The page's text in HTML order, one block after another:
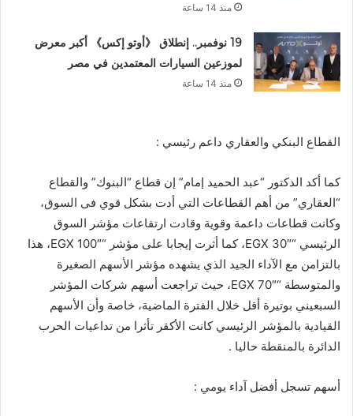
منذ 14 ساعة
19 نوفمبر.. إنطلاق 《أوتو إكس》 أكبر معرض
لموزعين السيارات المعتمدين في مصر
منذ 14 ساعة
القطاع البنكي والعقاري داعم رئيسي :
كما أكد الدكتور “عبد الحميد إمام” إن قطاع “البنوك” والقطاع
“العقاري” من أهم القطاعات التي أدت بشكل قوي فى السوق،
وكانت قطاعات داعمة وقوية وقادت ارتفاعات مؤشر السوق
الرئيسي “EGX 30″، كما أثرت إيجابا على مؤشر “EGX 100″، هذا
بالتزامن مع الآداء الجيد الذي يشهده مؤشر الأسهم الصغيرة
والمتوسطة “EGX 70″، حيث تراجعت أسهم شركات المؤشر
السبعيني بوتيرة أقل خلال الفترة الماضية، خاصة وأن الأسهم
القيادية بالمؤشر الرئيسي كانت الأكقر تأثرا من تداعيات الحرب
الدائرة بالمنقطة حاليا .
أسهم تسجل أفضل آداء يومي :